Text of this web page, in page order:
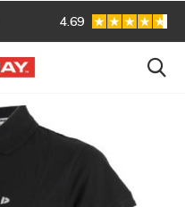
Gratis omruilen
4.69